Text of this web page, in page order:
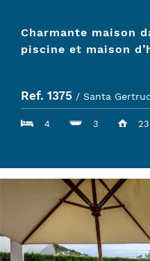
Charmante maison
piscine et maison
Ref. 1375 / Santa
4 3